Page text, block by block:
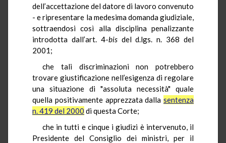
dell’accettazione del datore di lavoro convenuto
- e ripresentare la medesima domanda giudiziale,
sottraendosi così alla disciplina penalizzante
introdotta dall’art. 4-bisdel d.lgs. n. 368 del
2001;
che tali discriminazioni non potrebbero
trovare giustificazione nell’esigenza di regolare
una situazione di "assoluta necessità" quale
quella positivamente apprezzata dalla sentenza
n. 419 del 2000 di questa Corte;
che in tutti e cinque i giudizi è intervenuto, il
Presidente del Consiglio dei ministri, per il